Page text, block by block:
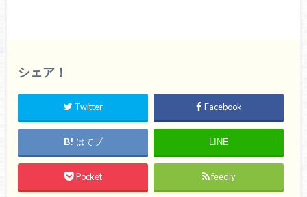
シェア！
Twitter Facebook
はてブ LINE
Pocket feedly